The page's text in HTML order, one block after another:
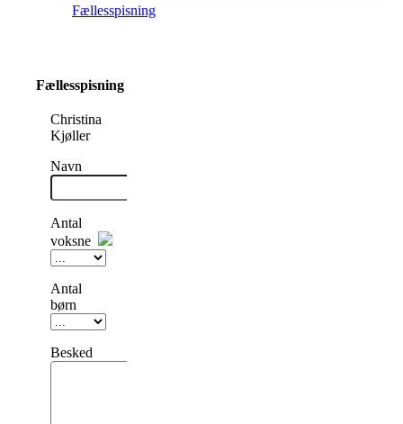
Fællesspisning
Fællesspisning
Christina
Kjøller
Navn
Antal
voksne
Antal
børn
Besked